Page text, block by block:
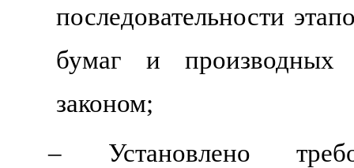
последовательности
бумаг и производных
законом;
– Установлено